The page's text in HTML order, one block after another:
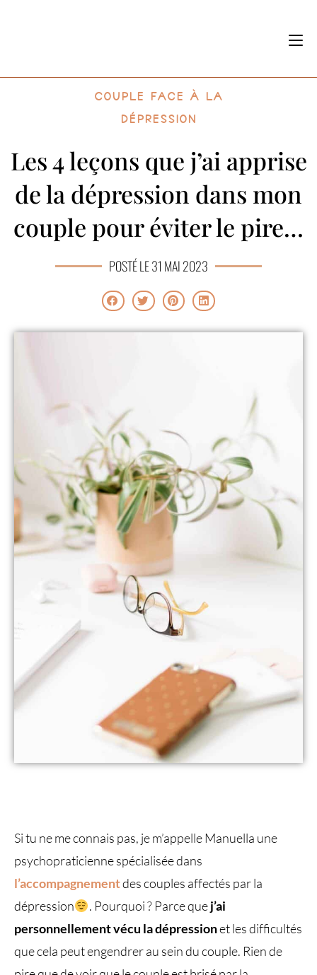
Couple face à la
dépression
Les 4 leçons que j’ai apprise
de la dépression dans mon
couple pour éviter le pire…
POSTÉ LE 31 MAI 2023
Si tu ne me connais pas, je m’appelle Manuella une
psychopraticienne spécialisée dans
l’accompagnementdes couples affectés par la
dépression
. Pourquoi ? Parce quej’ai
personnellement vécu la dépressionet les difficultés
que cela peut engendrer au sein du couple. Rien de